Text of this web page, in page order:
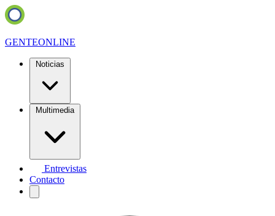
GENTEONLINE
Noticias
Multimedia
Entrevistas
Contacto